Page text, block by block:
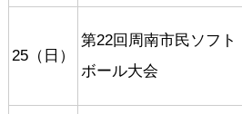
25（日）
第22回周南市民ソフト
ボール大会